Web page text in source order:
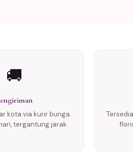
🚚
kota via kurir bunga.
tergantung jarak.